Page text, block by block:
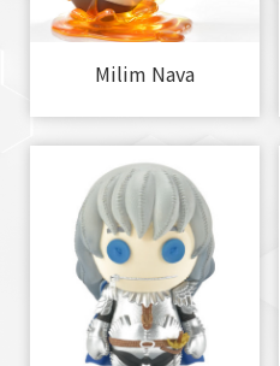
Milim Nava